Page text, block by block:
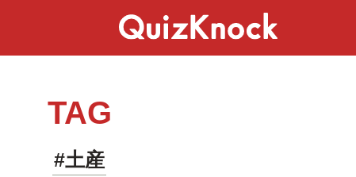
TAG
#土産